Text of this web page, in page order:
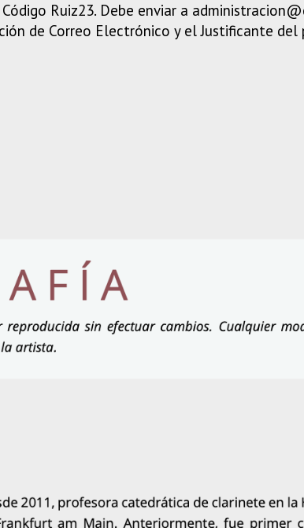
Ruiz23. Debe enviar a
de Correo Electrónico y el Justificante del